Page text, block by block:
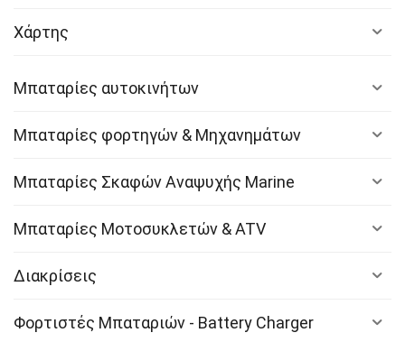
Χάρτης
Μπαταρίες αυτοκινήτων
Μπαταρίες φορτηγών & Μηχανημάτων
Μπαταρίες Σκαφών Αναψυχής Marine
Μπαταρίες Μοτοσυκλετών & ATV
Διακρίσεις
Φορτιστές Μπαταριών - Battery Charger